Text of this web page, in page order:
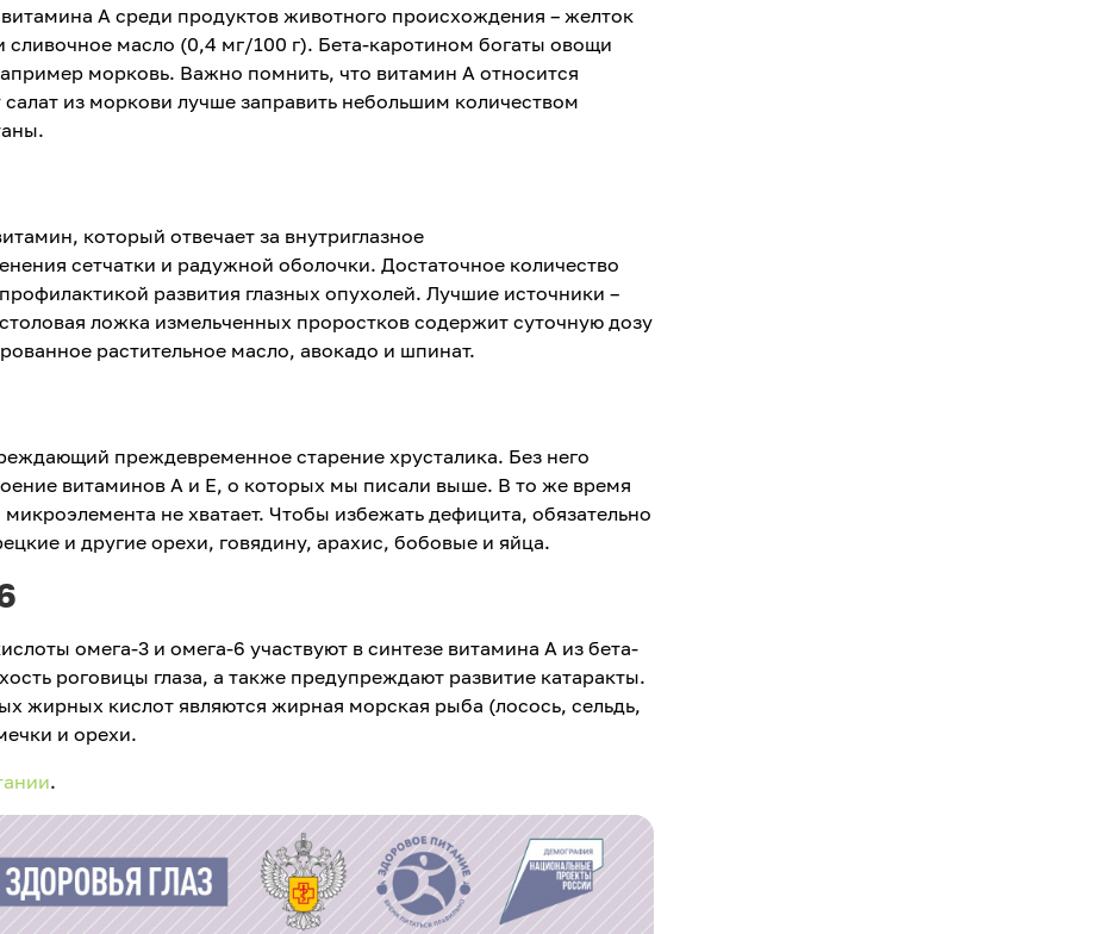
А среди продуктов животного происхождения – желток
сливочное масло (0,4 мг/100 г). Бета-каротином богаты овощи
морковь. Важно помнить, что витамин А относится
из моркови лучше заправить небольшим количеством
который отвечает за внутриглазное
сетчатки и радужной оболочки. Достаточное количество
развития глазных опухолей. Лучшие источники –
ложка измельченных проростков содержит суточную дозу
растительное масло, авокадо и шпинат.
преждевременное старение хрусталика. Без него
витаминов А и Е, о которых мы писали выше. В то же время
не хватает. Чтобы избежать дефицита, обязательно
и другие орехи, говядину, арахис, бобовые и яйца.
омега-3 и омега-6 участвуют в синтезе витамина А из бета-
роговицы глаза, а также предупреждают развитие катаракты.
жирных кислот являются жирная морская рыба (лосось, сельдь,
и орехи.
.